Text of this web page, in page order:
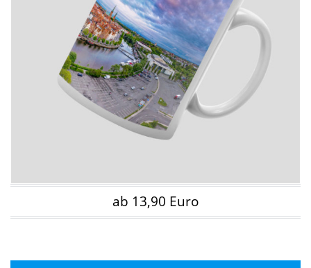
ab 13,90 Euro